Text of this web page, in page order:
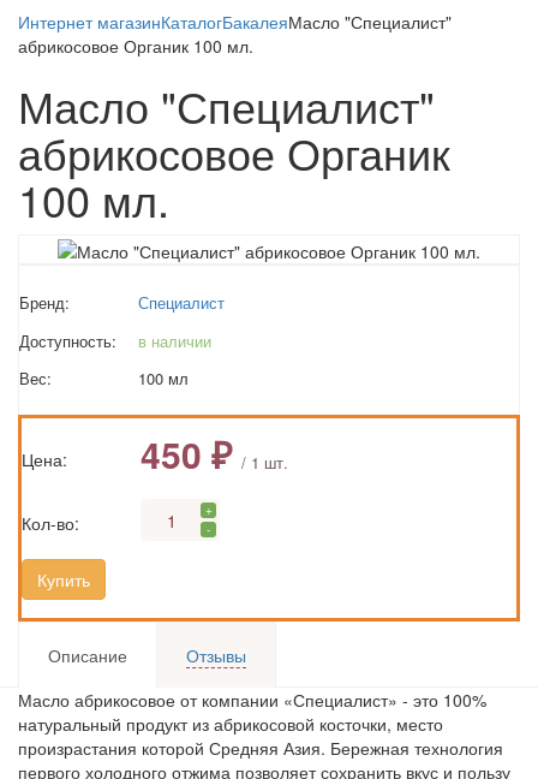
Интернет магазинКаталогБакалеяМасло "Специалист"
абрикосовое Органик 100 мл.
Масло "Специалист"
абрикосовое Органик
100 мл.
Бренд:
Специалист
Доступность:
в наличии
Вес:
100 мл
Цена: 450 ₽ / 1 шт.
Кол-во:
+
-
Купить
Описание
Отзывы
Масло абрикосовое от компании «Специалист» - это 100%
натуральный продукт из абрикосовой косточки, место
произрастания которой Средняя Азия. Бережная технология
первого холодного отжима позволяет сохранить вкус и пользу